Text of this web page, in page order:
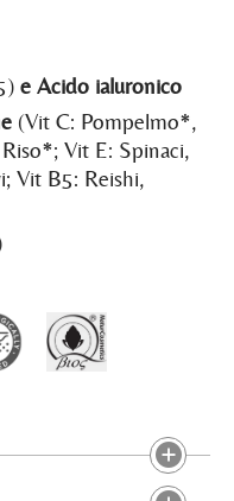
e Acido ialuronico
(Vit C: Pompelmo*,
Vit E: Spinaci,
Vit B5: Reishi,